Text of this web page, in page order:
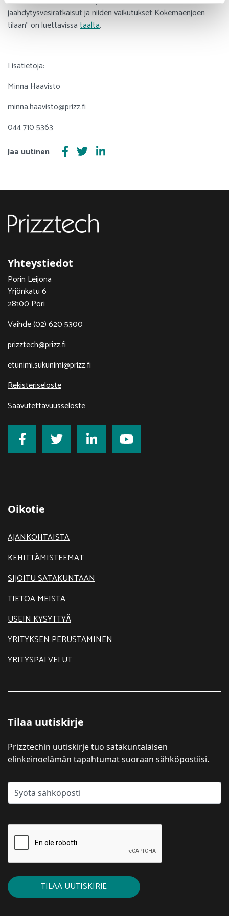
jäähdytysvesiratkaisut ja niiden vaikutukset Kokemäenjoen
tilaan” on luettavissatäältä.
Lisätietoja:
Minna Haavisto
minna.haavisto@prizz.fi
044 710 5363
Jaa uutinen
Yhteystiedot
Porin Leijona
Yrjönkatu 6
28100 Pori
Vaihde (02) 620 5300
prizztech@prizz.fi
etunimi.sukunimi@prizz.fi
Rekisteriseloste
Saavutettavuusseloste
Oikotie
AJANKOHTAISTA
KEHITTÄMISTEEMAT
SIJOITU SATAKUNTAAN
TIETOA MEISTÄ
USEIN KYSYTTYÄ
YRITYKSEN PERUSTAMINEN
YRITYSPALVELUT
Tilaa uutiskirje
Prizztechin uutiskirje tuo satakuntalaisen
elinkeinoelämän tapahtumat suoraan sähköpostiisi.
TILAA UUTISKIRJE